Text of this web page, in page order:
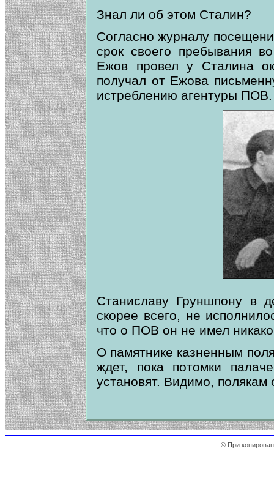
Знал ли об этом Сталин?
Согласно журналу
срок своего пребывания
Ежов провел у Сталина
получал от Ежова
истреблению агентуры ПОВ.
Станиславу Груншпону в
скорее всего, не
что о ПОВ он не имел
О памятнике казненным
ждет, пока потомки
установят. Видимо,
© При